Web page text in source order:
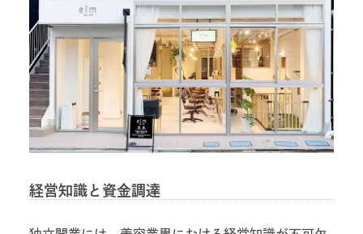
経営知識と資金調達